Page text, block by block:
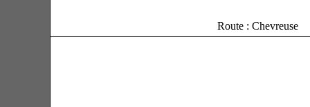
Route : Chevreuse